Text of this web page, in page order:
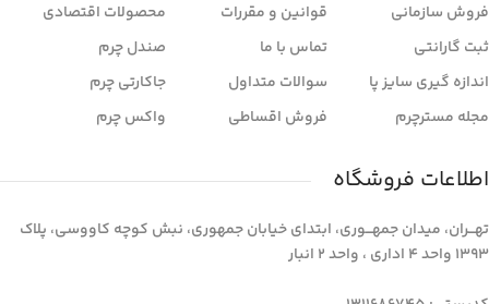
فروش سازمانی
ثبت گارانتی
اندازه گیری سایز پا
مجله مسترچرم
قوانین و مقررات
تماس با ما
سوالات متداول
فروش اقساطی
محصولات اقتصادی
صندل چرم
جاکارتی چرم
واکس چرم
اطلاعات فروشگاه
تهـــران، میدان جمهـــوری، ابتدای خیابان جمهوری، نبش کوچه کاووسی، پلاک
1393 واحد 4 اداری ، واحد 2 انبار